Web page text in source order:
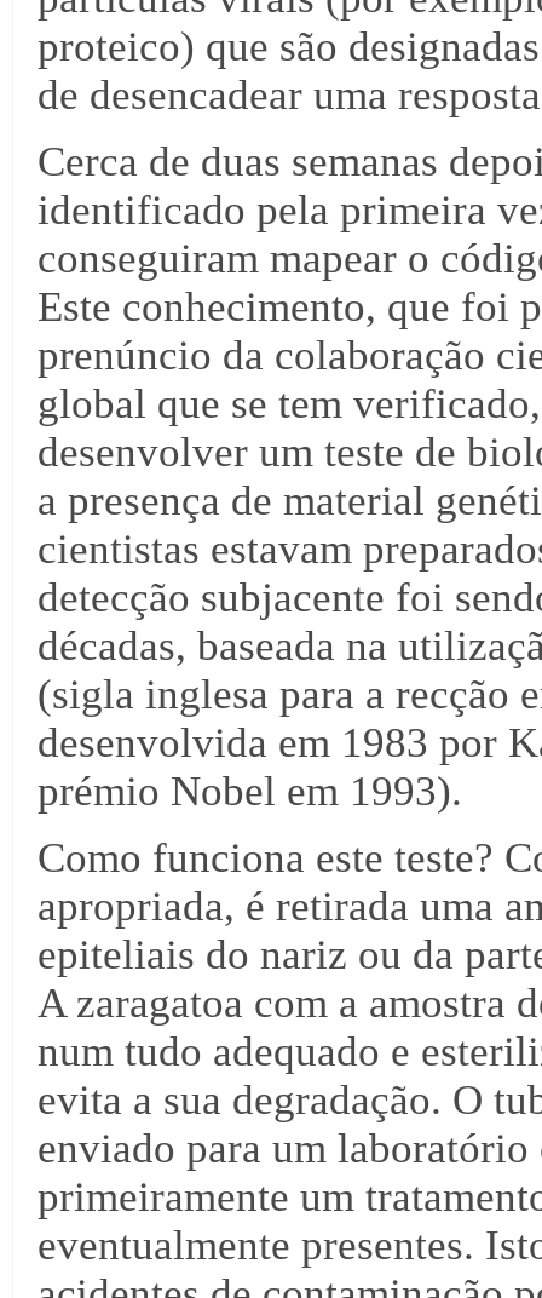
proteico) que são
de desencadear uma
Cerca de duas semanas
identificado pela primeira
conseguiram mapear o
Este conhecimento, que foi
prenúncio da colaboração
global que se tem
desenvolver um teste de
a presença de material
cientistas estavam
detecção subjacente foi
décadas, baseada na
(sigla inglesa para a recção
desenvolvida em 1983 por
prémio Nobel em 1993).
Como funciona este teste?
apropriada, é retirada uma
epiteliais do nariz ou da
A zaragatoa com a amostra
num tudo adequado e
evita a sua degradação. O
enviado para um
primeiramente um
eventualmente presentes.